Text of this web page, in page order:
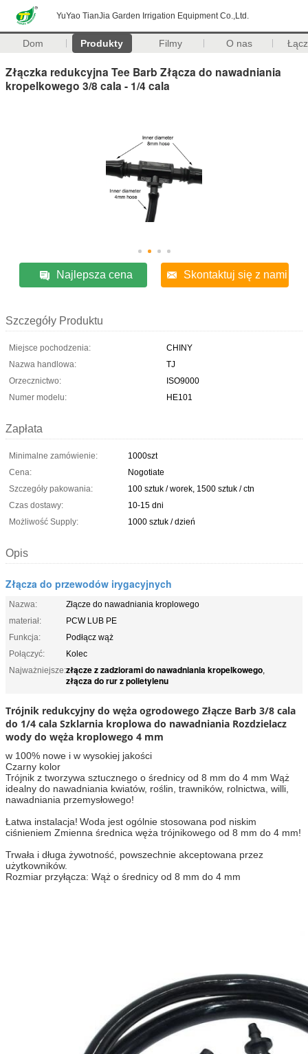
YuYao TianJia Garden Irrigation Equipment Co.,Ltd.
Dom Produkty Filmy O nas
Złączka redukcyjna Tee Barb Złącza do nawadniania
kropelkowego 3/8 cala - 1/4 cala
Najlepsza cena Skontaktuj się z nami
Szczegóły Produktu
Miejsce pochodzenia:
CHINY
Nazwa handlowa:
TJ
Orzecznictwo:
ISO9000
Numer modelu:
HE101
Zapłata
Minimalne zamówienie:
1000szt
Cena:
Nogotiate
Szczegóły pakowania:
100 sztuk / worek, 1500 sztuk / ctn
Czas dostawy:
10-15 dni
Możliwość Supply:
1000 sztuk / dzień
Opis
Złącza do przewodów irygacyjnych
Nazwa:
Złącze do nawadniania kroplowego
materiał:
PCW LUB PE
Funkcja:
Podłącz wąż
Połączyć:
Kolec
Najważniejsze:złącze z zadziorami do nawadniania kropelkowego,
złącza do rur z polietylenu
Trójnik redukcyjny do węża ogrodowego Złącze Barb 3/8 cala
do 1/4 cala Szklarnia kroplowa do nawadniania Rozdzielacz
wody do węża kroplowego 4 mm
w 100% nowe i w wysokiej jakości
Czarny kolor
Trójnik z tworzywa sztucznego o średnicy od 8 mm do 4 mm Wąż
idealny do nawadniania kwiatów, roślin, trawników, rolnictwa, willi,
nawadniania przemysłowego!
Łatwa instalacja! Woda jest ogólnie stosowana pod niskim
ciśnieniem Zmienna średnica węża trójnikowego od 8 mm do 4 mm!
Trwała i długa żywotność, powszechnie akceptowana przez
użytkowników.
Rozmiar przyłącza: Wąż o średnicy od 8 mm do 4 mm